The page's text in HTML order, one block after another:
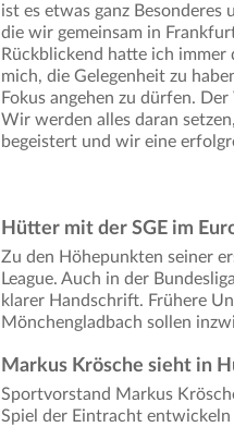
ist es etwas ganz
die wir gemeinsam in
Rückblickend hatte ich
mich, die Gelegenheit zu
Fokus angehen zu dürfen.
Wir werden alles daran
begeistert und wir eine
Hütter mit der SGE im
Zu den Höhepunkten seiner
League. Auch in der
klarer Handschrift. Frühere
Mönchengladbach sollen
Markus Krösche sieht in
Sportvorstand Markus
Spiel der Eintracht